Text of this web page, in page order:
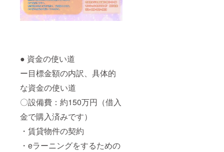
● 資金の使い道
ー目標金額の内訳、具体的
な資金の使い道
〇設備費：約150万円（借入
金で購入済みです）
・賃貸物件の契約
・eラーニングをするための